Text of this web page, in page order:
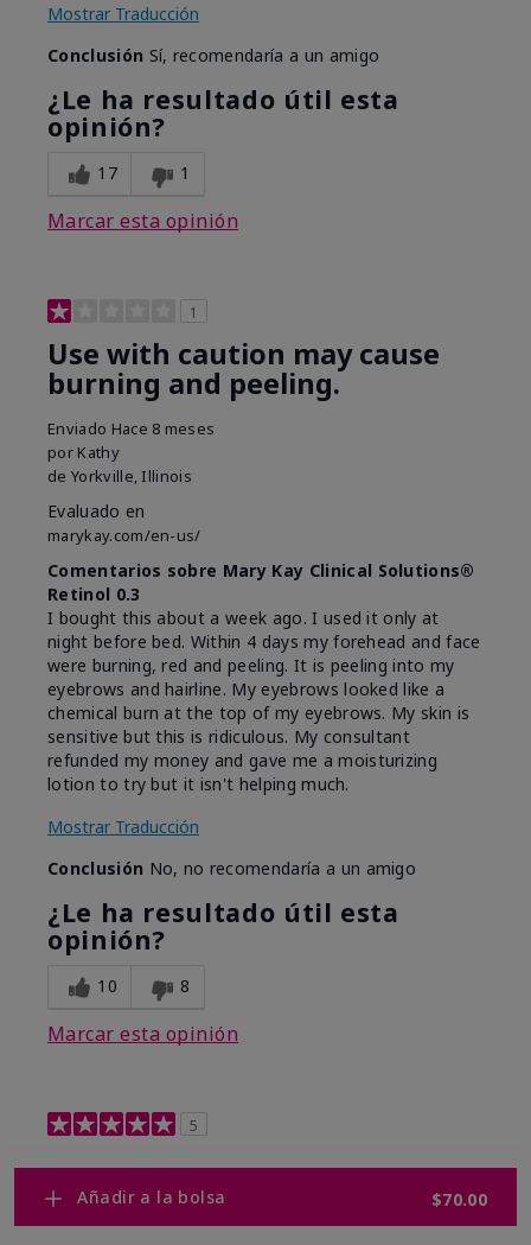
Añadir a la bolsa $70.00
Mostrar Traducción
Conclusión Sí, recomendaría a un amigo
¿Le ha resultado útil esta
opinión?
17 1
Marcar esta opinión
1
Use with caution may cause
burning and peeling.
Enviado Hace 8 meses
por Kathy
de Yorkville, Illinois
Evaluado en
marykay.com/en-us/
Comentarios sobre Mary Kay Clinical Solutions®
Retinol 0.3
I bought this about a week ago. I used it only at
night before bed. Within 4 days my forehead and face
were burning, red and peeling. It is peeling into my
eyebrows and hairline. My eyebrows looked like a
chemical burn at the top of my eyebrows. My skin is
sensitive but this is ridiculous. My consultant
refunded my money and gave me a moisturizing
lotion to try but it isn't helping much.
Mostrar Traducción
Conclusión No, no recomendaría a un amigo
¿Le ha resultado útil esta
opinión?
10 8
Marcar esta opinión
5
Retinol 0.3
Enviado